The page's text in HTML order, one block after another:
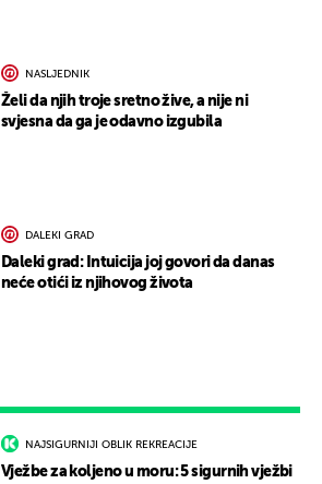
NAJSIGURNIJI OBLIK REKREACIJE
Vježbe za koljeno u moru: 5 sigurnih vježbi
NASLJEDNIK
Želi da njih troje sretno žive, a nije ni
svjesna da ga je odavno izgubila
DALEKI GRAD
Daleki grad: Intuicija joj govori da danas
neće otići iz njihovog života